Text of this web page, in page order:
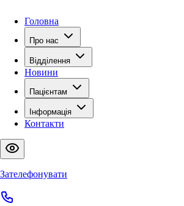
Головна
Про нас
Відділення
Новини
Пацієнтам
Інформація
Контакти
Зателефонувати